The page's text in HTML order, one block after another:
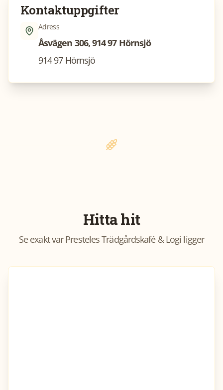
Kontaktuppgifter
Adress
Åsvägen 306, 914 97 Hörnsjö
914 97 Hörnsjö
Hitta hit
Se exakt varPresteles Trädgårdskafé & Logi ligger